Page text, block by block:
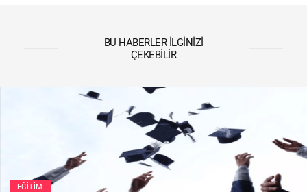
BU HABERLER İLGINIZI
ÇEKEBILIR
EĞITIM